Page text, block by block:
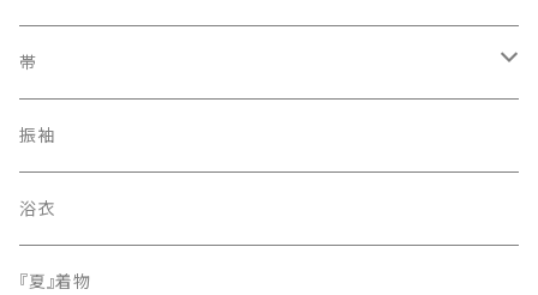
訪問着・付下げ
紬
色無地
小紋
帯
袋帯
名古屋帯
振袖
浴衣
『夏』着物